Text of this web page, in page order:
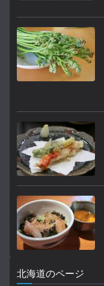
北海道のページ